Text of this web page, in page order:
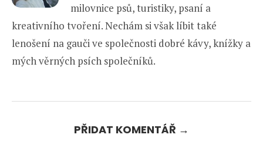
milovnice psů, turistiky, psaní a
kreativního tvoření. Nechám si však líbit také
lenošení na gauči ve společnosti dobré kávy, knížky a
mých věrných psích společníků.
PŘIDAT KOMENTÁŘ →